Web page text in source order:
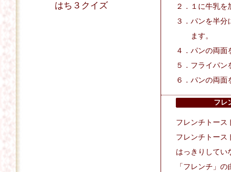
はち３クイズ
２．１に牛乳を
３．パンを半
ます。
４．パンの両面
５．フライパン
６．パンの両面
フレ
フレンチトース
フレンチトース
はっきりしてい
「フレンチ」